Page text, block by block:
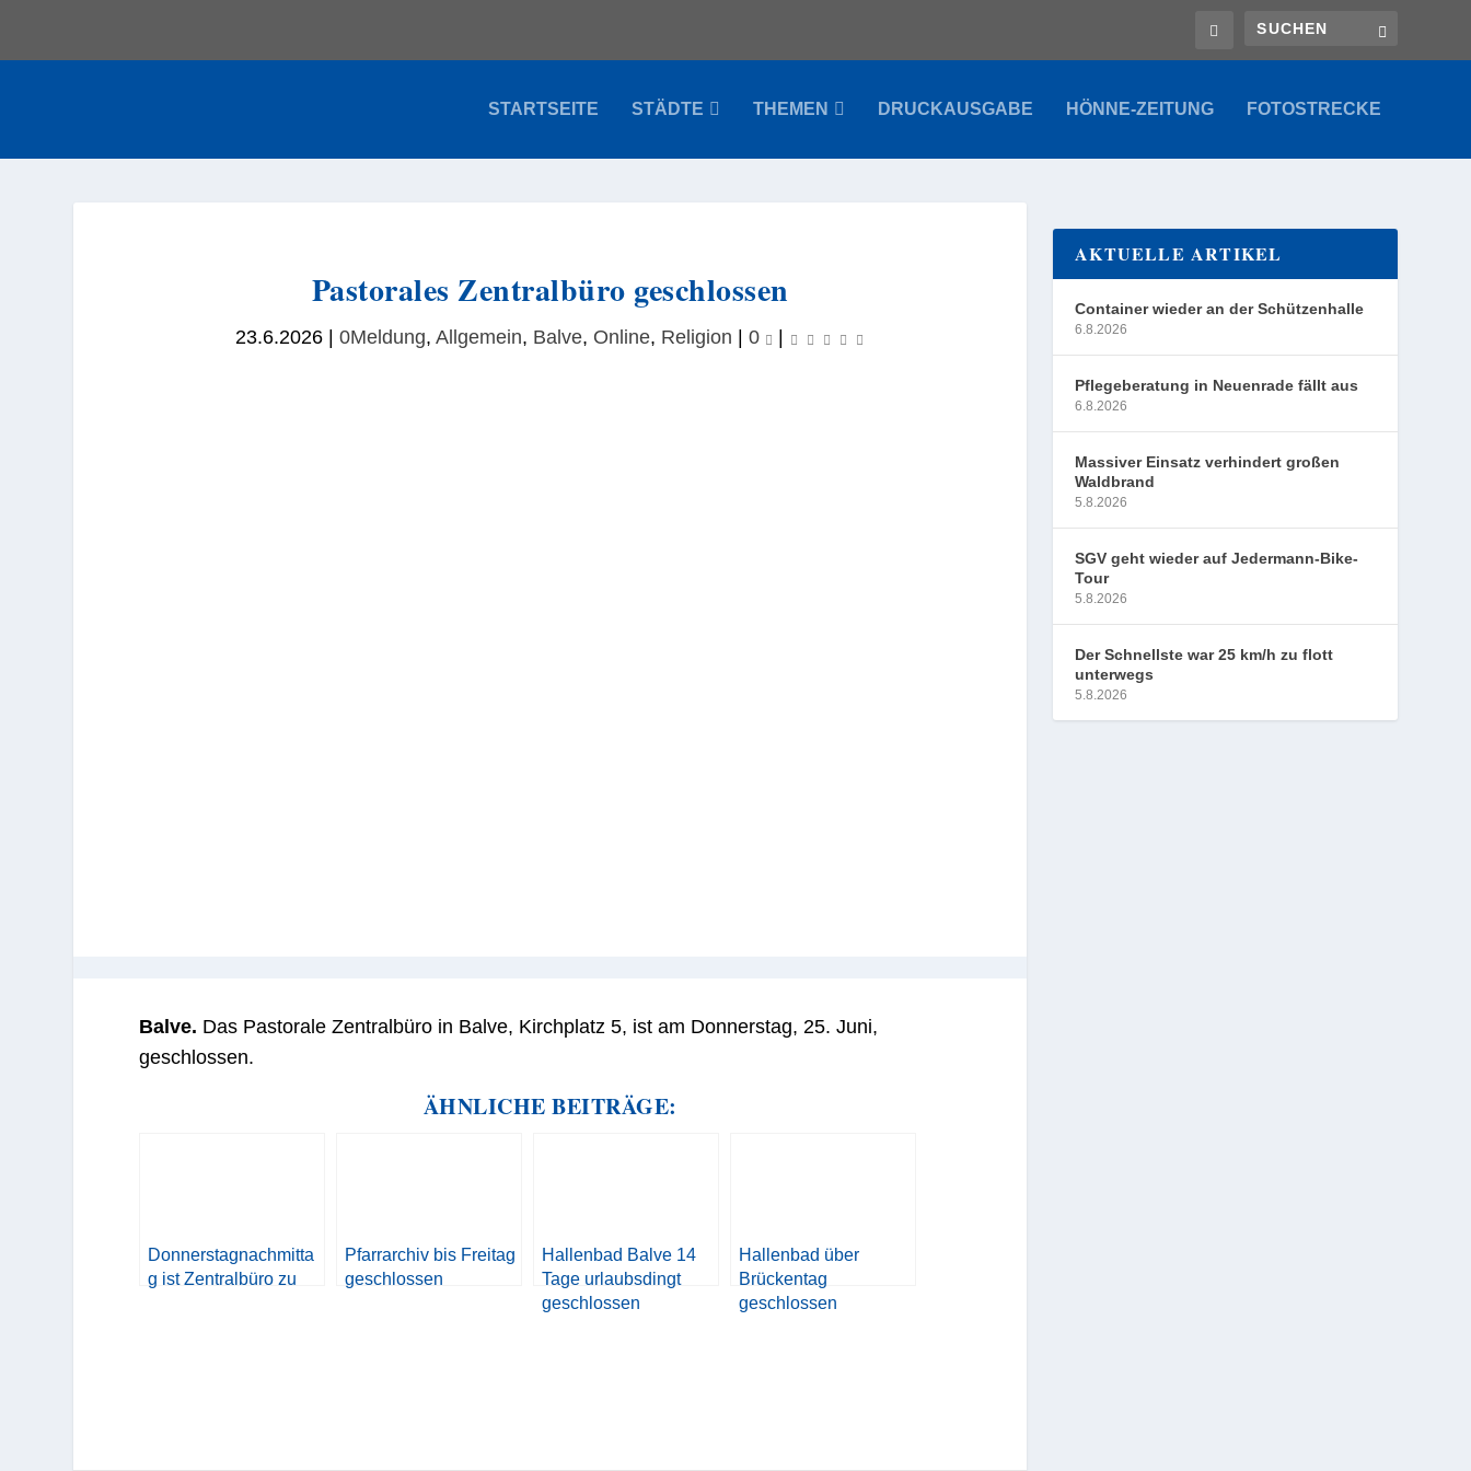
STARTSEITE STÄDTE THEMEN DRUCKAUSGABE HÖNNE-ZEITUNG FOTOSTRECKE
Pastorales Zentralbüro geschlossen
23.6.2026| 0Meldung, Allgemein, Balve, Online, Religion 0
Balve. Das Pastorale Zentralbüro in Balve, Kirchplatz 5, ist am Donnerstag, 25. Juni,
geschlossen.
ÄHNLICHE BEITRÄGE:
Donnerstagnachmitta
g ist Zentralbüro zu
Pfarrarchiv bis Freitag
geschlossen
Hallenbad Balve 14
Tage urlaubsdingt
geschlossen
Hallenbad über
Brückentag
geschlossen
AKTUELLE ARTIKEL
Container wieder an der Schützenhalle
6.8.2026
Pflegeberatung in Neuenrade fällt aus
6.8.2026
Massiver Einsatz verhindert großen
Waldbrand
5.8.2026
SGV geht wieder auf Jedermann-Bike-
Tour
5.8.2026
Der Schnellste war 25 km/h zu flott
unterwegs
5.8.2026